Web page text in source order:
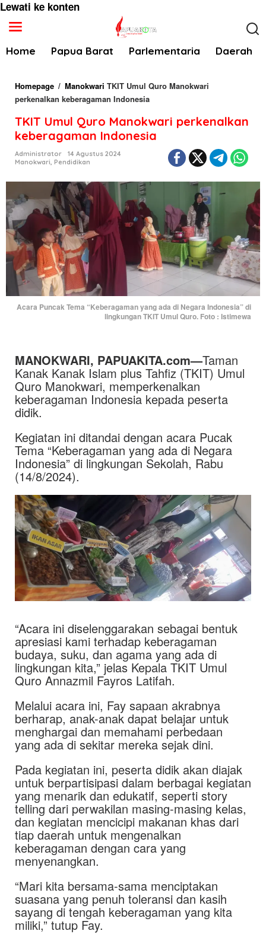
Lewati ke konten
Home Papua Barat Parlementaria Daerah
Homepage / Manokwari TKIT Umul Quro Manokwari
perkenalkan keberagaman Indonesia
TKIT Umul Quro Manokwari perkenalkan
keberagaman Indonesia
Administrator
14 Agustus 2024
Manokwari, Pendidikan
Acara Puncak Tema “Keberagaman yang ada di Negara Indonesia” di
lingkungan TKIT Umul Quro. Foto : Istimewa
MANOKWARI, PAPUAKITA.com—Taman
Kanak Kanak Islam plus Tahfiz (TKIT) Umul
Quro Manokwari, memperkenalkan
keberagaman Indonesia kepada peserta
didik.
Kegiatan ini ditandai dengan acara Pucak
Tema “Keberagaman yang ada di Negara
Indonesia” di lingkungan Sekolah, Rabu
(14/8/2024).
“Acara ini diselenggarakan sebagai bentuk
apresiasi kami terhadap keberagaman
budaya, suku, dan agama yang ada di
lingkungan kita,” jelas Kepala TKIT Umul
Quro Annazmil Fayros Latifah.
Melalui acara ini, Fay sapaan akrabnya
berharap, anak-anak dapat belajar untuk
menghargai dan memahami perbedaan
yang ada di sekitar mereka sejak dini.
Pada kegiatan ini, peserta didik akan diajak
untuk berpartisipasi dalam berbagai kegiatan
yang menarik dan edukatif, seperti story
telling dari perwakilan masing-masing kelas,
dan kegiatan mencicipi makanan khas dari
tiap daerah untuk mengenalkan
keberagaman dengan cara yang
menyenangkan.
“Mari kita bersama-sama menciptakan
suasana yang penuh toleransi dan kasih
sayang di tengah keberagaman yang kita
miliki,” tutup Fay.